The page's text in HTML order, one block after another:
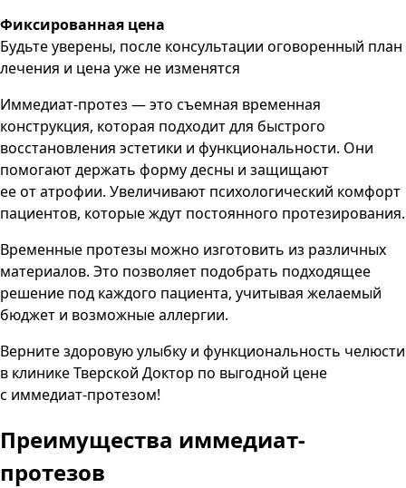
Фиксированная цена
Будьте уверены, после консультации оговоренный план
лечения и цена уже не изменятся
Иммедиат-протез — это съемная временная
конструкция, которая подходит для быстрого
восстановления эстетики и функциональности. Они
помогают держать форму десны и защищают
ее от атрофии. Увеличивают психологический комфорт
пациентов, которые ждут постоянного протезирования.
Временные протезы можно изготовить из различных
материалов. Это позволяет подобрать подходящее
решение под каждого пациента, учитывая желаемый
бюджет и возможные аллергии.
Верните здоровую улыбку и функциональность челюсти
в клиникеТверской Доктор по выгодной цене
с иммедиат-протезом!
Преимущества иммедиат-
протезов